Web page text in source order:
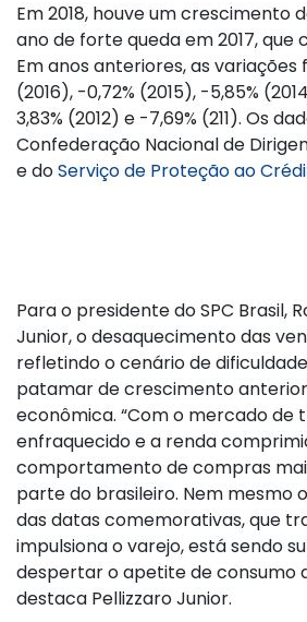
Em 2018, houve um crescimento
ano de forte queda em 2017, que
Em anos anteriores, as variações
(2016), -0,72% (2015), -5,85%
3,83% (2012) e -7,69% (211). Os
Confederação Nacional de
e doServiço de Proteção ao
Para o presidente do SPC Brasil,
Junior, o desaquecimento das
refletindo o cenário de
patamar de crescimento
econômica. “Com o mercado de
enfraquecido e a renda
comportamento de compras
parte do brasileiro. Nem mesmo
das datas comemorativas, que
impulsiona o varejo, está sendo
despertar o apetite de consumo
destaca Pellizzaro Junior.